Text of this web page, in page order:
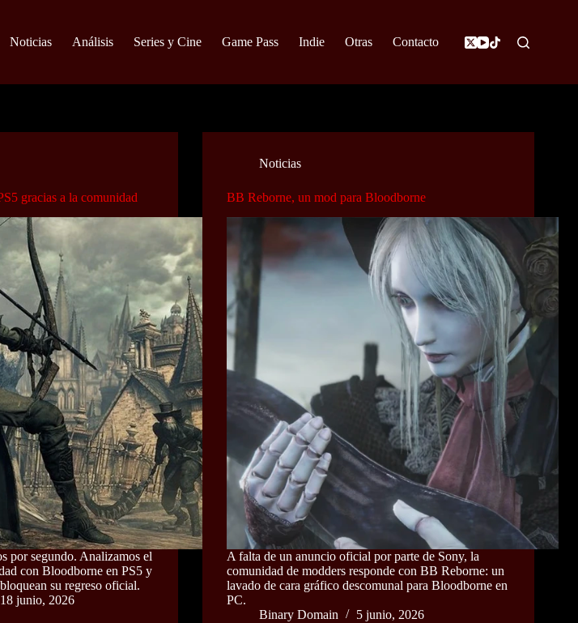
Noticias Análisis Series y Cine Game Pass Indie Otras Contacto
gracias a la comunidad
por segundo. Analizamos el
con Bloodborne en PS5 y
su regreso oficial.
18 junio, 2026
Noticias
BB Reborne, un mod para Bloodborne
A falta de un anuncio oficial por parte de Sony, la
comunidad de modders responde con BB Reborne: un
lavado de cara gráfico descomunal para Bloodborne en
PC.
Binary Domain
5 junio, 2026